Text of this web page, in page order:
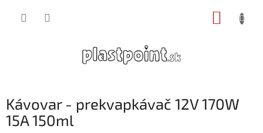
Kávovar - prekvapkávač 12V 170W
15A 150ml